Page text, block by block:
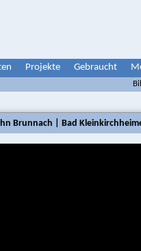
Projekte Gebraucht
Brunnach | Bad